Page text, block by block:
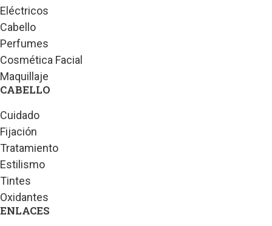
Eléctricos
Cabello
Perfumes
Cosmética Facial
Maquillaje
CABELLO
Cuidado
Fijación
Tratamiento
Estilismo
Tintes
Oxidantes
ENLACES